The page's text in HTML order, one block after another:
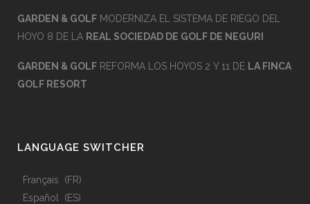
GARDEN & GOLF MODERNIZA EL SISTEMA DE RIEGO DEL
HOYO 8 DE LA REAL SOCIEDAD DE GOLF DE NEGURI
GARDEN & GOLF REFORMA LOS HOYOS 2 Y 11 DE LA FINCA
GOLF RESORT
LANGUAGE SWITCHER
Français
FR
Español
ES